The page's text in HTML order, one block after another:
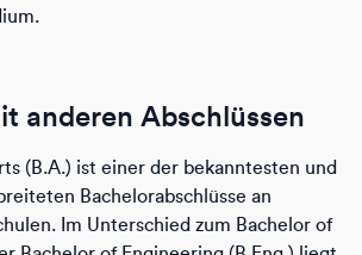
anderen Abschlüssen
(B.A.) ist einer der bekanntesten und
Bachelorabschlüsse an
Im Unterschied zum Bachelor of